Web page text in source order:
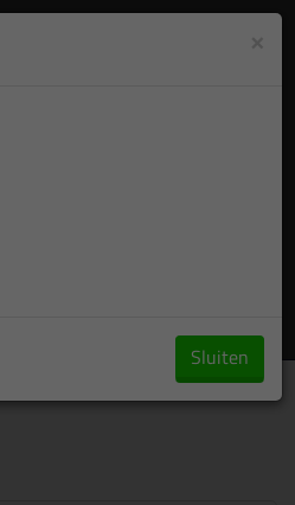
10284beoordelingenBekijk +
Sluiten